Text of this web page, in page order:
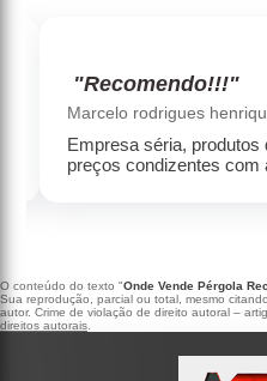
"Recomendo!!!"
Marcelo rodrigues
Empresa séria, produtos
preços condizentes com
O conteúdo do texto "Onde Vende Pérgola
Sua reprodução, parcial ou total, mesmo
autor. Crime de violação de direito autoral –
direitos autorais